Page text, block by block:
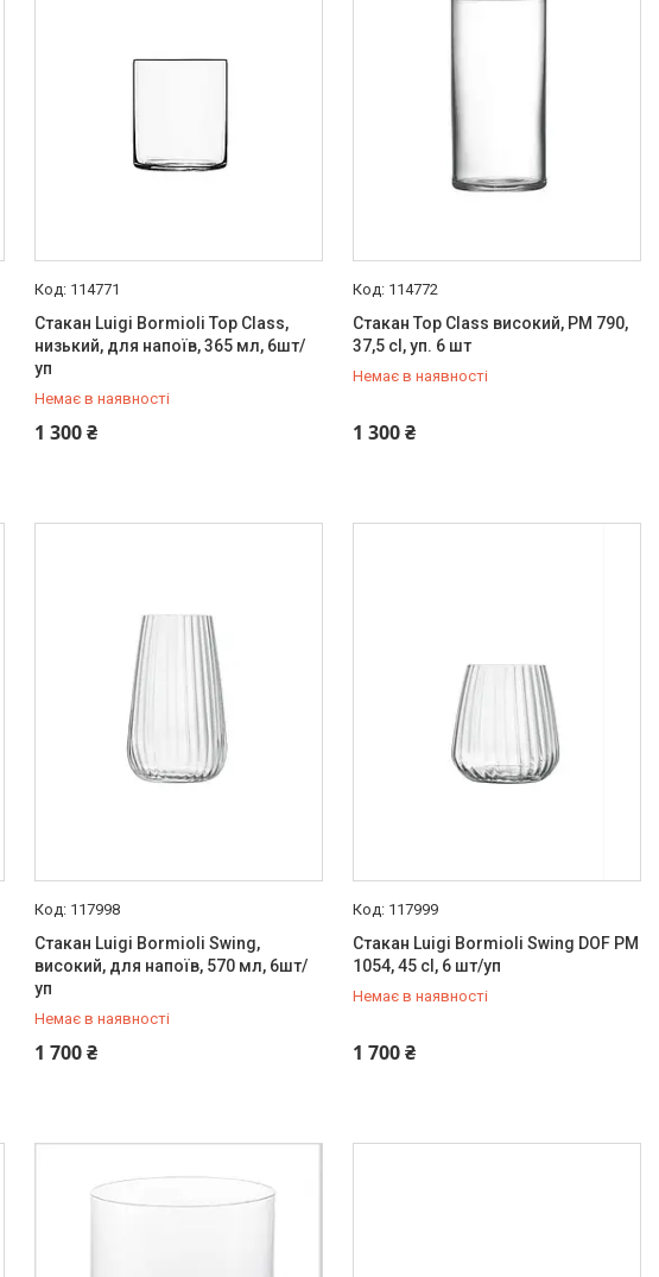
114771
Стакан Luigi Bormioli Top Class,
низький, для напоїв, 365 мл, 6шт/
уп
Немає в наявності
1 300 ₴
+380 (67) 519-99-10
114772
Стакан Top Class високий, PM 790,
37,5 cl, уп. 6 шт
Немає в наявності
1 300 ₴
+380 (67) 519-99-10
117998
Стакан Luigi Bormioli Swing,
високий, для напоїв, 570 мл, 6шт/
уп
Немає в наявності
1 700 ₴
+380 (67) 519-99-10
117999
Стакан Luigi Bormioli Swing DOF PM
1054, 45 cl, 6 шт/уп
Немає в наявності
1 700 ₴
+380 (67) 519-99-10